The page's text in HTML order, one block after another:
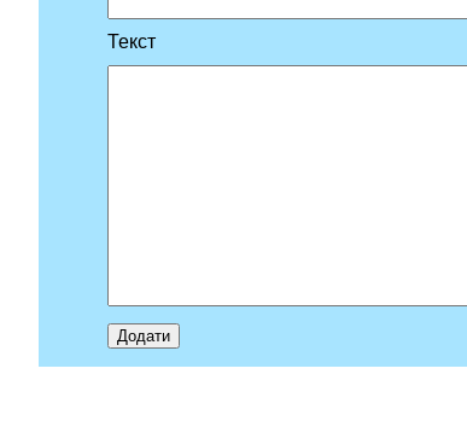
Текст